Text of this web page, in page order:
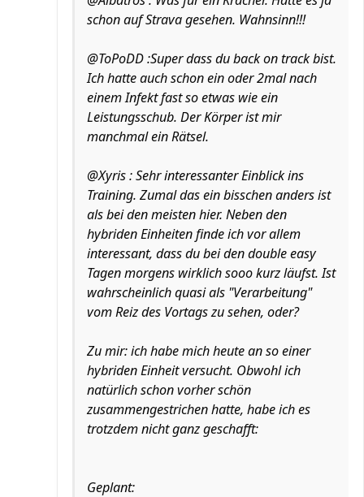
schon auf Strava gesehen. Wahnsinn!!!
@ToPoDD :Super dass du back on track bist.
Ich hatte auch schon ein oder 2mal nach
einem Infekt fast so etwas wie ein
Leistungsschub. Der Körper ist mir
manchmal ein Rätsel.
@Xyris : Sehr interessanter Einblick ins
Training. Zumal das ein bisschen anders ist
als bei den meisten hier. Neben den
hybriden Einheiten finde ich vor allem
interessant, dass du bei den double easy
Tagen morgens wirklich sooo kurz läufst. Ist
wahrscheinlich quasi als "Verarbeitung"
vom Reiz des Vortags zu sehen, oder?
Zu mir: ich habe mich heute an so einer
hybriden Einheit versucht. Obwohl ich
natürlich schon vorher schön
zusammengestrichen hatte, habe ich es
trotzdem nicht ganz geschafft:
Geplant: